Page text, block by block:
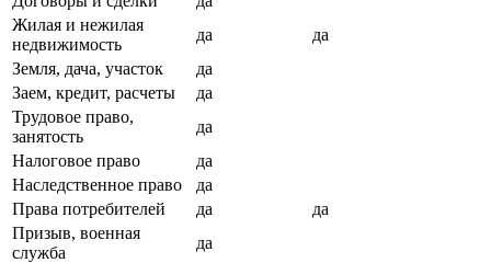
Жилая и нежилая
недвижимость
да
да
Земля, дача, участок
да
Заем, кредит, расчеты
да
Трудовое право,
занятость
да
Налоговое право
да
Наследственное право
да
Права потребителей
да
да
Призыв, военная
служба
да